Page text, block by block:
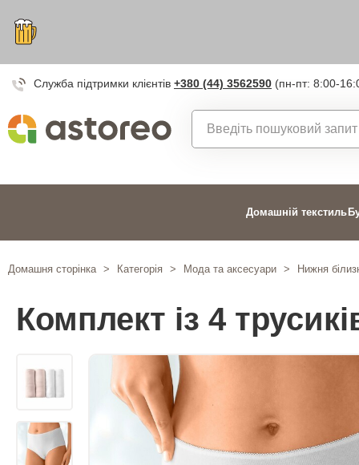
Служба підтримки клієнтів +380 (44) 3562590 (пн-пт: 8:00-
Домашній текстиль
Домашня сторінка > Категорія > Мода та аксесуари > Нижня
Комплект із 4